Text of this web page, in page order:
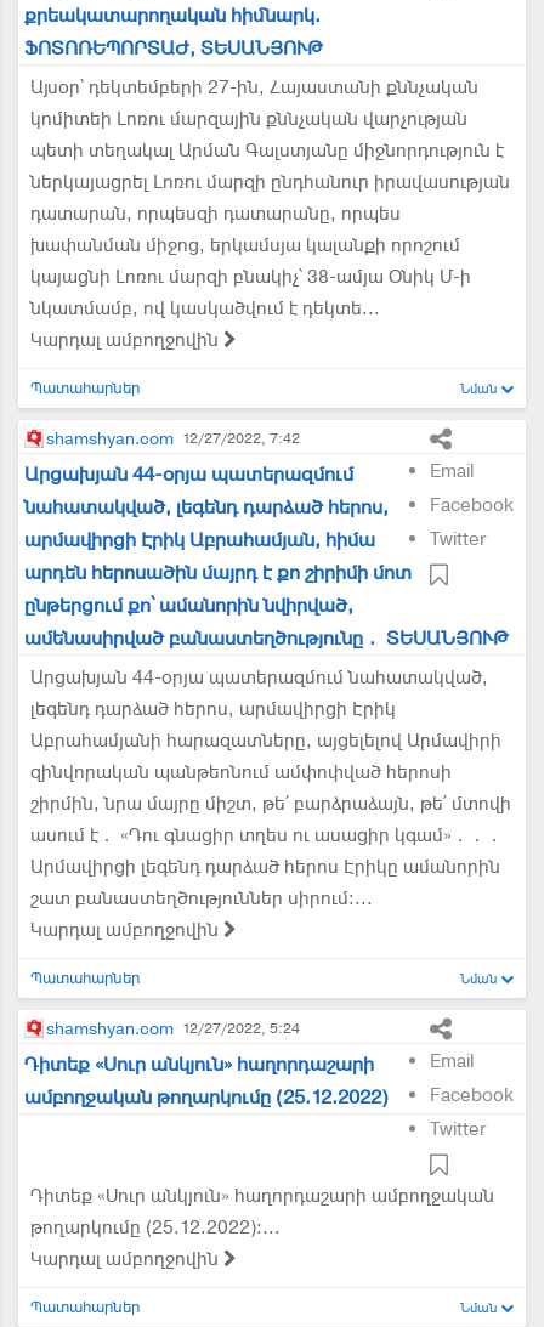
քրեակատարողական հիմնարկ.
ՖՈՏՈՌԵՊՈՐՏԱԺ, ՏԵՍԱՆՅՈՒԹ
Այսօր՝ դեկտեմբերի 27-ին, Հայաստանի քննչական
կոմիտեի Լոռու մարզային քննչական վարչության
պետի տեղակալ Արման Գալստյանը միջնորդություն է
ներկայացրել Լոռու մարզի ընդհանուր իրավասության
դատարան, որպեսզի դատարանը, որպես
խափանման միջոց, երկամսյա կալանքի որոշում
կայացնի Լոռու մարզի բնակիչ՝ 38-ամյա Օնիկ Մ-ի
նկատմամբ, ով կասկածվում է դեկտե...
Կարդալ ամբողջովին
Պատահարներ Նման
shamshyan.com 12/27/2022, 7:42
Email
Facebook
Twitter
Արցախյան 44-օրյա պատերազմում
նահատակված, լեգենդ դարձած հերոս,
արմավիրցի Էրիկ Աբրահամյան, հիմա
արդեն հերոսածին մայրդ է քո շիրիմի մոտ
ընթերցում քո՝ ամանորին նվիրված,
ամենասիրված բանաստեղծությունը․ ՏԵՍԱՆՅՈՒԹ
Արցախյան 44-օրյա պատերազմում նահատակված,
լեգենդ դարձած հերոս, արմավիրցի Էրիկ
Աբրահամյանի հարազատները, այցելելով Արմավիրի
զինվորական պանթեոնում ամփոփված հերոսի
շիրմին, նրա մայրը միշտ, թե՛ բարձրաձայն, թե՛ մտովի
ասում է․ «Դու գնացիր տղես ու ասացիր կգամ»․․․
Արմավիրցի լեգենդ դարձած հերոս Էրիկը ամանորին
շատ բանաստեղծություններ սիրում։...
Կարդալ ամբողջովին
Պատահարներ Նման
shamshyan.com 12/27/2022, 5:24
Email
Facebook
Twitter
Դիտեք «Սուր անկյուն» հաղորդաշարի
ամբողջական թողարկումը (25.12.2022)
Դիտեք «Սուր անկյուն» հաղորդաշարի ամբողջական
թողարկումը (25.12.2022)։...
Կարդալ ամբողջովին
Պատահարներ Նման